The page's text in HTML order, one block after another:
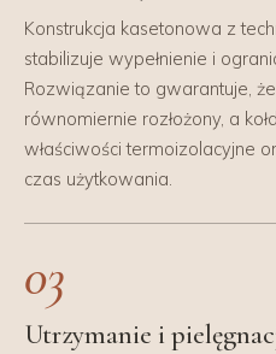
Konstrukcja kasetonowa z
stabilizuje wypełnienie i
Rozwiązanie to gwarantuje,
równomiernie rozłożony, a
właściwości termoizolacyjne
czas użytkowania.
03
Utrzymanie i